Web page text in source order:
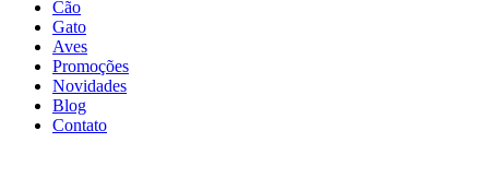
Cão
Gato
Aves
Promoções
Novidades
Blog
Contato